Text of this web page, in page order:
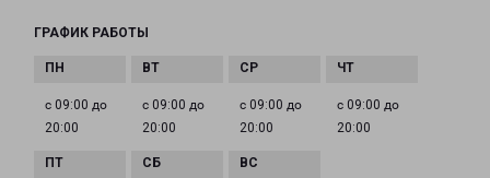
ГРАФИК РАБОТЫ
с 09:00 до
20:00
с 09:00 до
20:00
с 09:00 до
20:00
с 09:00 до
20:00